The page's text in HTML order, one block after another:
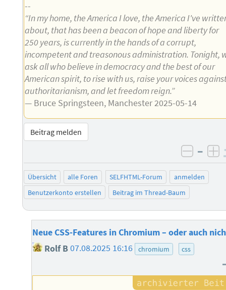
--
“In my home, the America I love, the America I've
about, that has been a beacon of hope and liberty for
250 years, is currently in the hands of a corrupt,
incompetent and treasonous administration. Tonight,
ask all who believe in democracy and the best of our
American spirit, to rise with us, raise your voices
authoritarianism, and let freedom reign.”
— Bruce Springsteen, Manchester 2025-05-14
Beitrag melden
–
Übersicht alle Foren SELFHTML-Forum
anmelden
Benutzerkonto erstellen
Beitrag im Thread-Baum
Neue CSS-Features in Chromium – oder auch
Rolf B07.08.2025 16:16 chromium css